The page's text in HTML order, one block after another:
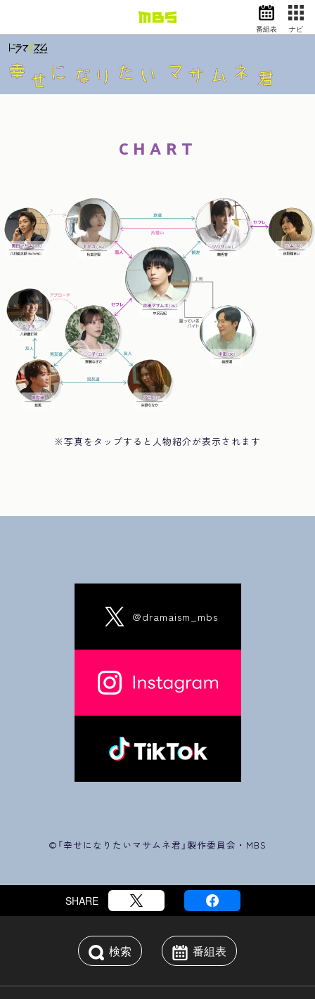
情報・報道
バラエティ
映画 アナウンサー
グッズ
検索
番組表 ナビ
CHART
※写真を タップすると 人物紹介が表示されます
@dramaism_mbs
©「幸せになりたいマサムネ君」製作委員会・MBS
SHARE
検索 番組表